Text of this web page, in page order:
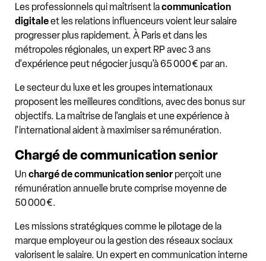
Les professionnels qui maîtrisent lacommunication
digitaleet les relations influenceurs voient leur salaire
progresser plus rapidement. À Paris et dans les
métropoles régionales, un expert RP avec 3 ans
d'expérience peut négocier jusqu'à 65 000 € par an.
Le secteur du luxe et les groupes internationaux
proposent les meilleures conditions, avec des bonus sur
objectifs. La maîtrise de l'anglais et une expérience à
l'international aident à maximiser sa rémunération.
Chargé de communication senior
Un chargé de communication senior perçoit une
rémunération annuelle brute comprise moyenne de
50 000 €.
Les missions stratégiques comme le pilotage de la
marque employeur ou la gestion des réseaux sociaux
valorisent le salaire. Un expert en communication interne